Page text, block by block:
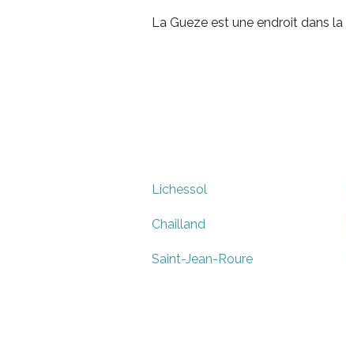
La Gueze est une endroit dans
Lichessol
Chailland
Saint-Jean-Roure